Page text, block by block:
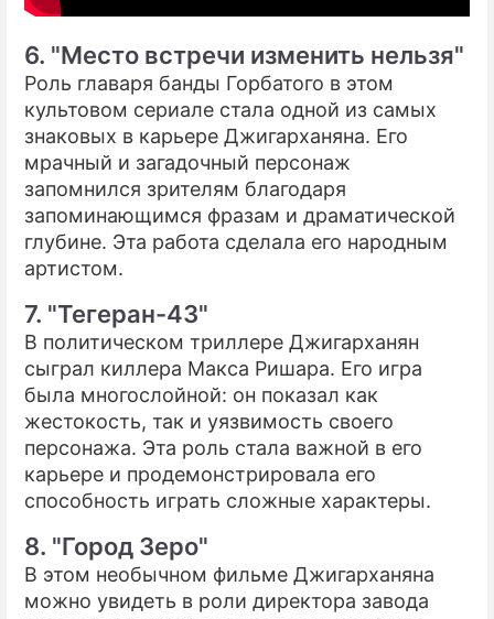
6. "Место встречи изменить нельзя"
Роль главаря банды Горбатого в этом
культовом сериале стала одной из самых
знаковых в карьере Джигарханяна. Его
мрачный и загадочный персонаж
запомнился зрителям благодаря
запоминающимся фразам и драматической
глубине. Эта работа сделала его народным
артистом.
7. "Тегеран-43"
В политическом триллере Джигарханян
сыграл киллера Макса Ришара. Его игра
была многослойной: он показал как
жестокость, так и уязвимость своего
персонажа. Эта роль стала важной в его
карьере и продемонстрировала его
способность играть сложные характеры.
8. "Город Зеро"
В этом необычном фильме Джигарханяна
можно увидеть в роли директора завода